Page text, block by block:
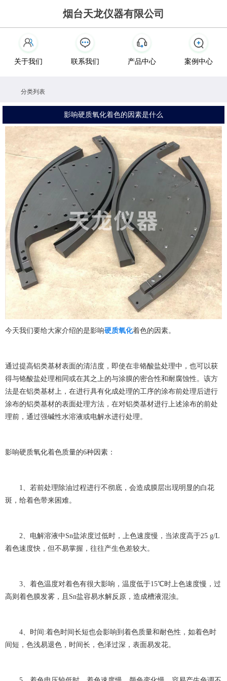
烟台天龙仪器有限公司
关于我们 联系我们 产品中心 案例中心
分类列表
影响硬质氧化着色的因素是什么
今天我们要给大家介绍的是影响硬质氧化着色的因素。
通过提高铝类基材表面的清洁度，即使在非铬酸盐处理中，也可以获
得与铬酸盐处理相同或在其之上的与涂膜的密合性和耐腐蚀性。该方
法是在铝类基材上，在进行具有化成处理的工序的涂布前处理后进行
涂布的铝类基材的表面处理方法，在对铝类基材进行上述涂布的前处
理前，通过强碱性水溶液或电解水进行处理。
影响硬质氧化着色质量的6种因素：
1、若前处理除油过程进行不彻底，会造成膜层出现明显的白花
斑，给着色带来困难。
2、电解溶液中Sn盐浓度过低时，上色速度慢，当浓度高于25 g/L
着色速度快，但不易掌握，往往产生色差较大。
3、着色温度对着色有很大影响，温度低于15℃时上色速度慢，过
高则着色膜发雾，且Sn盐容易水解反原，造成槽液混浊。
4、时间:着色时间长短也会影响到着色质量和耐色性，如着色时
间短，色浅易退色，时间长，色泽过深，表面易发花。